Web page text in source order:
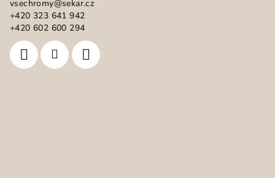
vsechromy@sekar.cz
+420 323 641 942
+420 602 600 294